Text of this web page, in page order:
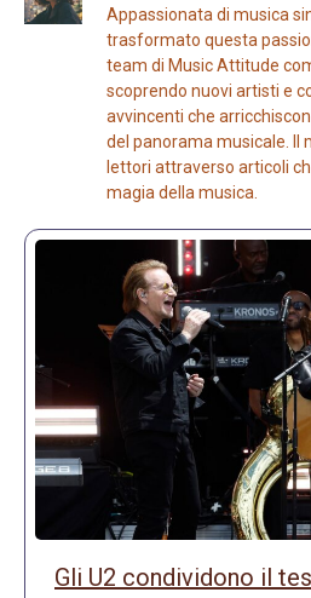
Appassionata di musica
trasformato questa
team di Music Attitude
scoprendo nuovi artisti e
avvincenti che
del panorama musicale. Il
lettori attraverso articoli
magia della musica.
Gli U2 condividono il